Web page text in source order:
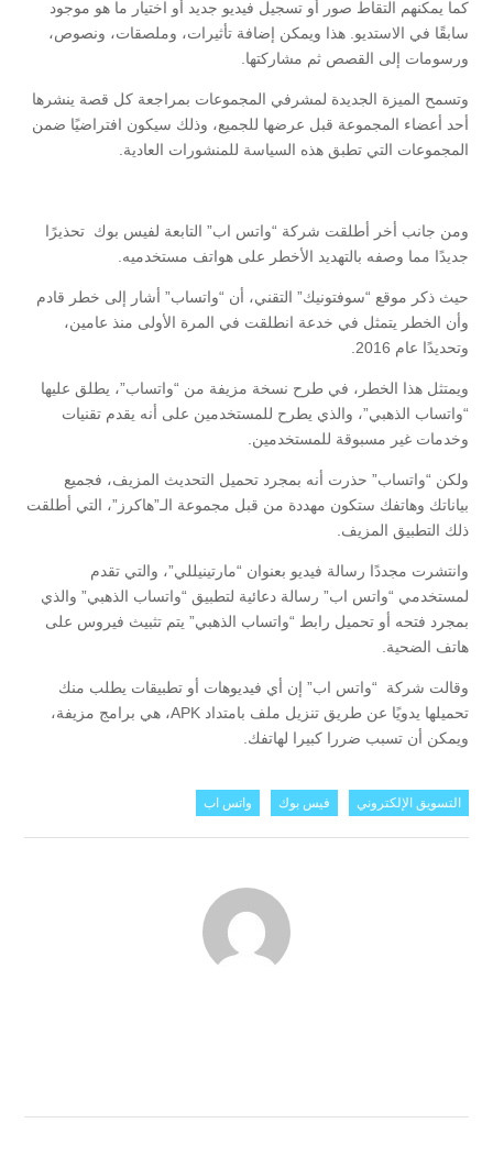
كما يمكنهم التقاط صور أو تسجيل فيديو جديد أو اختيار ما هو موجود
سابقًا في الاستديو. هذا ويمكن إضافة تأثيرات، وملصقات، ونصوص،
ورسومات إلى القصص ثم مشاركتها.
وتسمح الميزة الجديدة لمشرفي المجموعات بمراجعة كل قصة ينشرها
أحد أعضاء المجموعة قبل عرضها للجميع، وذلك سيكون افتراضيًا ضمن
المجموعات التي تطبق هذه السياسة للمنشورات العادية.
ومن جانب أخر أطلقت شركة “واتس اب” التابعة لفيس بوك تحذيرًا
جديدًا مما وصفه بالتهديد الأخطر على هواتف مستخدميه.
حيث ذكر موقع “سوفتونيك” التقني، أن “واتساب” أشار إلى خطر قادم
وأن الخطر يتمثل في خدعة انطلقت في المرة الأولى منذ عامين،
وتحديدًا عام 2016.
ويمتثل هذا الخطر، في طرح نسخة مزيفة من “واتساب”، يطلق عليها
“واتساب الذهبي”، والذي يطرح للمستخدمين على أنه يقدم تقنيات
وخدمات غير مسبوقة للمستخدمين.
ولكن “واتساب” حذرت أنه بمجرد تحميل التحديث المزيف، فجميع
بياناتك وهاتفك ستكون مهددة من قبل مجموعة الـ”هاكرز”، التي أطلقت
ذلك التطبيق المزيف.
وانتشرت مجددًا رسالة فيديو بعنوان “مارتينيللي”، والتي تقدم
لمستخدمي “واتس اب” رسالة دعائية لتطبيق “واتساب الذهبي” والذي
بمجرد فتحه أو تحميل رابط “واتساب الذهبي” يتم تثبيث فيروس على
هاتف الضحية.
وقالت شركة “واتس اب” إن أي فيديوهات أو تطبيقات يطلب منك
تحميلها يدويًا عن طريق تنزيل ملف بامتداد APK، هي برامج مزيفة،
ويمكن أن تسبب ضررا كبيرا لهاتفك.
التسويق الإلكتروني فيس بوك واتس اب